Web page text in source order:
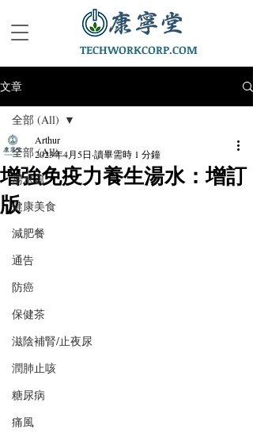
TECHWORKCORP.COM
文章
全部 (All)
湯水篇
健康美食
減肥餐
通告
防癌
保健茶
滋陰補腎/止夜尿
潤肺止咳
糖尿病
痛風
全部 (All)
增強免疫力養生湯水：增訂
版
Arthur
2023年4月5日 讀畢需時 1 分鐘